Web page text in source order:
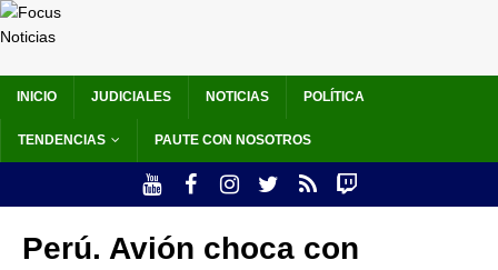
INICIO JUDICIALES NOTICIAS POLÍTICA
TENDENCIAS PAUTE CON NOSOTROS
Perú. Avión choca con